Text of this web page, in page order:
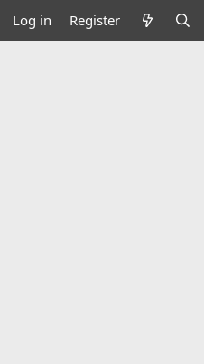
Log in Register